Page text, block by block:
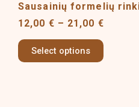
Sausainių formelių
12,00 € – 21,00 €
Select options